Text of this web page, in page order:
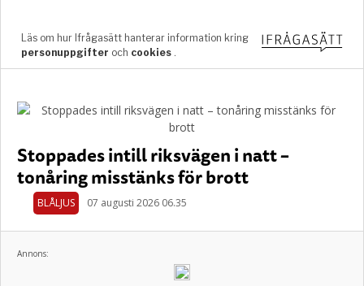
Stoppades intill riksvägen i natt –
tonåring misstänks för brott
BLÅLJUS 07 augusti 2026 06.35
Annons: